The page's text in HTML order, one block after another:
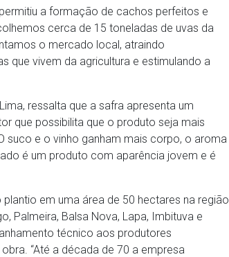
a formação de cachos perfeitos e
cerca de 15 toneladas de uvas da
o mercado local, atraindo
que vivem da agricultura e estimulando a
ressalta que a safra apresenta um
que possibilita que o produto seja mais
suco e o vinho ganham mais corpo, o aroma
é um produto com aparência jovem e é
em uma área de 50 hectares na região
Palmeira, Balsa Nova, Lapa, Imbituva e
técnico aos produtores
“Até a década de 70 a empresa